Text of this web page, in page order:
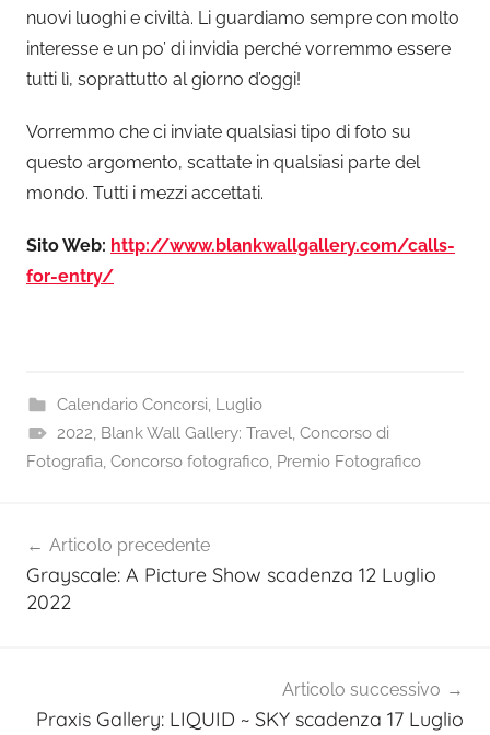
nuovi luoghi e civiltà. Li guardiamo sempre con molto
interesse e un po’ di invidia perché vorremmo essere
tutti lì, soprattutto al giorno d’oggi!
Vorremmo che ci inviate qualsiasi tipo di foto su
questo argomento, scattate in qualsiasi parte del
mondo. Tutti i mezzi accettati.
Sito Web: http://www.blankwallgallery.com/calls-
for-entry/
Calendario Concorsi, Luglio
2022, Blank Wall Gallery: Travel, Concorso di
Fotografia, Concorso fotografico, Premio Fotografico
articoli
Articolo precedente
Grayscale: A Picture Show scadenza 12 Luglio
2022
Articolo successivo
Praxis Gallery: LIQUID ~ SKY scadenza 17 Luglio